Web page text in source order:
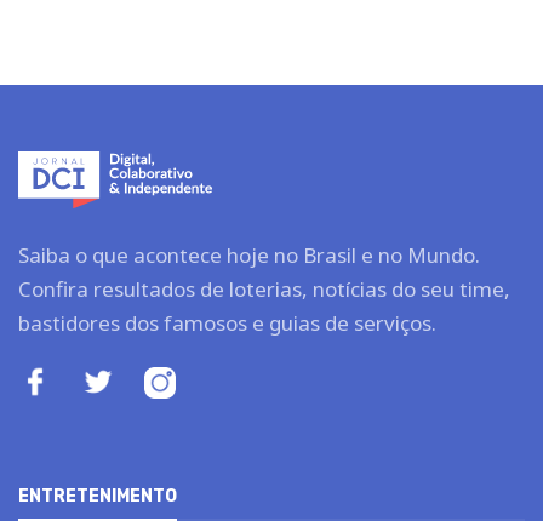
Saiba o que acontece hoje no Brasil e no Mundo.
Confira resultados de loterias, notícias do seu time,
bastidores dos famosos e guias de serviços.
ENTRETENIMENTO